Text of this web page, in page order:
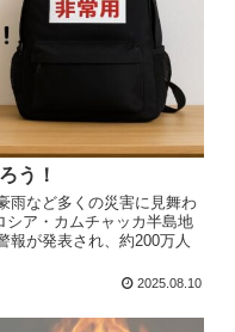
う！
雨など多くの災害に見舞わ
シア・カムチャッカ半島地
報が発表され、約200万人
2025.08.10